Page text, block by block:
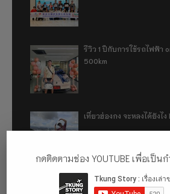
รีวิว 1 ปีกับการใช้รถไฟฟ้า
500km
เที่ยวฮ่องกง จะหลงได้ยังไง
เที่ยวฮ่องกง จะหลงได้ยังไง
กดติดตามช่อง YOUTUBE เพื่อเป็น